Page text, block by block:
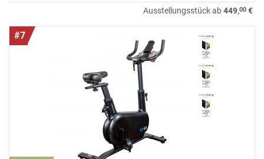
Ausstellungsstück ab449,00 €
#7